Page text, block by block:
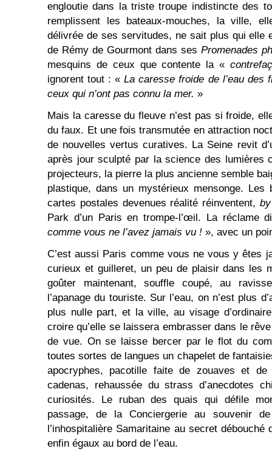
engloutie dans la triste troupe indistincte des
remplissent les bateaux-mouches, la ville,
délivrée de ses servitudes, ne sait plus qui elle
de Rémy de Gourmont dans ses Promenades
mesquins de ceux que contente la «
ignorent tout : «La caresse froide de l’eau des
ceux qui n’ont pas connu la mer. »
Mais la caresse du fleuve n’est pas si froide,
du faux. Et une fois transmutée en attraction
de nouvelles vertus curatives. La Seine revit
après jour sculpté par la science des lumières
projecteurs, la pierre la plus ancienne semble
plastique, dans un mystérieux mensonge. Les
cartes postales devenues réalité réinventent,
Park d’un Paris en trompe-l’œil. La réclame
comme vous ne l’avez jamais vu ! », avec un
C’est aussi Paris comme vous ne vous y êtes
curieux et guilleret, un peu de plaisir dans les
goûter maintenant, souffle coupé, au
l’apanage du touriste. Sur l’eau, on n’est plus
plus nulle part, et la ville, au visage
croire qu’elle se laissera embrasser dans le
de vue. On se laisse bercer par le flot du
toutes sortes de langues un chapelet de
apocryphes, pacotille faite de zouaves et
cadenas, rehaussée du strass d’anecdotes
curiosités. Le ruban des quais qui défile
passage, de la Conciergerie au souvenir
l’inhospitalière Samaritaine au secret
enfin égaux au bord de l’eau.